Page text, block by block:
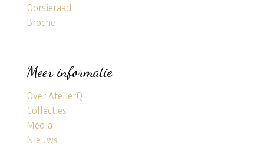
Oorsieraad
Broche
Meer informatie
Over AtelierQ
Collecties
Media
Nieuws